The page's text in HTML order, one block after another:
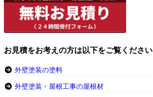
お見積をお考えの方は以下をご覧ください
外壁塗装の塗料
外壁塗装・屋根工事の屋根材